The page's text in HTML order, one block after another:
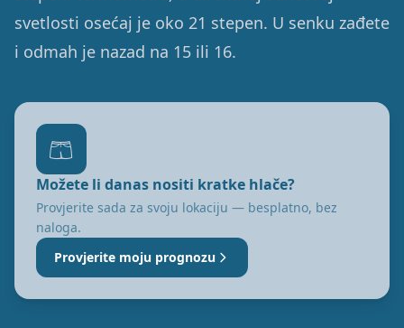
svetlosti osećaj je oko 21 stepen. U senku zađete
i odmah je nazad na 15 ili 16.
🩳
Možete li danas nositi kratke hlače?
Provjerite sada za svoju lokaciju — besplatno, bez
naloga.
Provjerite moju prognozu